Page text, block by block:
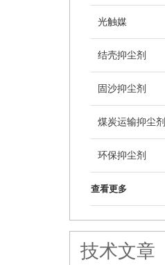
光触媒
结壳抑尘剂
固沙抑尘剂
煤炭运输抑尘剂
环保抑尘剂
查看更多
技术文章